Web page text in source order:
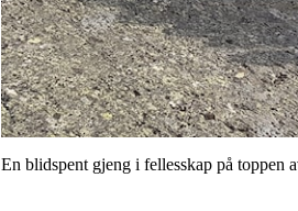
En blidspent gjeng i fellesskap på toppen